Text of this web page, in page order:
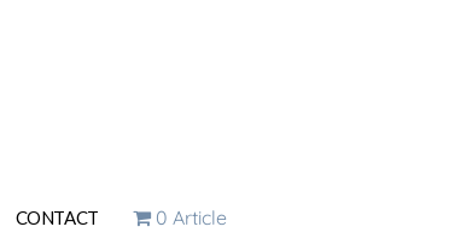
CONTACT 0 Article